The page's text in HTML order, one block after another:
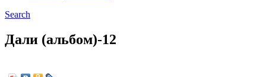
Search
Дали (альбом)-12